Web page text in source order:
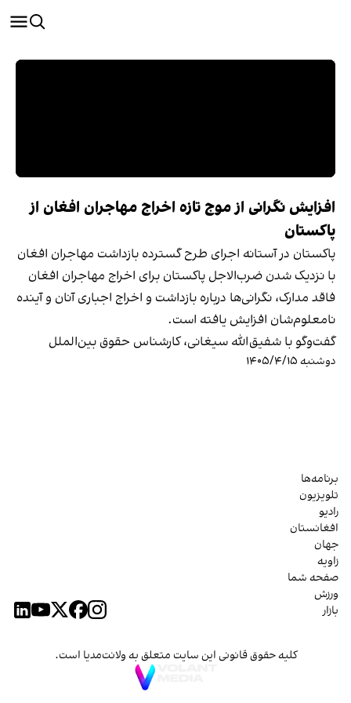
افزایش نگرانی از موج تازه اخراج مهاجران افغان از
پاکستان
پاکستان در آستانه اجرای طرح گسترده بازداشت مهاجران افغان
با نزدیک شدن ضرب‌الاجل پاکستان برای اخراج مهاجران افغان
فاقد مدارک، نگرانی‌ها درباره بازداشت و اخراج اجباری آنان و آینده
نامعلوم‌شان افزایش یافته است.
گفت‌وگو با شفیق‌الله سیغانی، کارشناس حقوق بین‌الملل
دوشنبه ۱۴۰۵/۴/۱۵
برنامه‌ها
تلویزیون
رادیو
افغانستان
جهان
زاویه
صفحه شما
ورزش
بازار
کلیه حقوق قانونی این سایت متعلق به ولانت‌مدیا است.